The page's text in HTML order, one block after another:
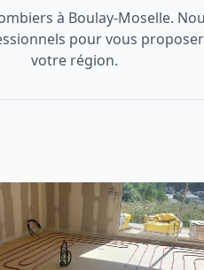
à Boulay-Moselle.
pour vous
votre région.